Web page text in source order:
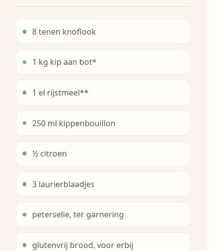
8 tenen knoflook
1 kg kip aan bot*
1 el rijstmeel**
250 ml kippenbouillon
½ citroen
3 laurierblaadjes
peterselie, ter garnering
glutenvrij brood, voor erbij